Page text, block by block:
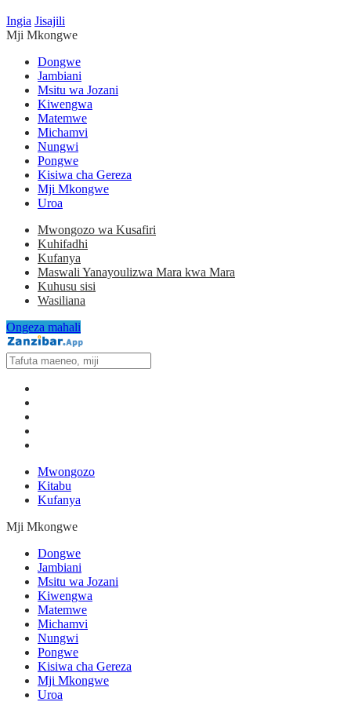
Ingia Jisajili
Mji Mkongwe
Dongwe
Jambiani
Msitu wa Jozani
Kiwengwa
Matemwe
Michamvi
Nungwi
Pongwe
Kisiwa cha Gereza
Mji Mkongwe
Uroa
Mwongozo wa Kusafiri
Kuhifadhi
Kufanya
Maswali Yanayoulizwa Mara kwa Mara
Kuhusu sisi
Wasiliana
Ongeza mahali
Mwongozo
Kitabu
Kufanya
Mji Mkongwe
Dongwe
Jambiani
Msitu wa Jozani
Kiwengwa
Matemwe
Michamvi
Nungwi
Pongwe
Kisiwa cha Gereza
Mji Mkongwe
Uroa